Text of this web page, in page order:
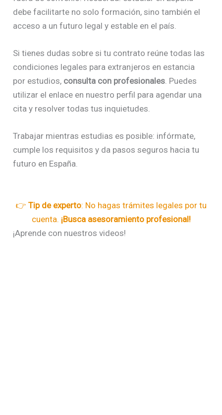
debe facilitarte no solo formación, sino también el
acceso a un futuro legal y estable en el país.
Si tienes dudas sobre si tu contrato reúne todas las
condiciones legales para extranjeros en estancia
por estudios, consulta con profesionales. Puedes
utilizar el enlace en nuestro perfil para agendar una
cita y resolver todas tus inquietudes.
Trabajar mientras estudias es posible: infórmate,
cumple los requisitos y da pasos seguros hacia tu
futuro en España.
👉 Tip de experto: No hagas trámites legales por tu
cuenta. ¡Busca asesoramiento profesional!
¡Aprende con nuestros videos!